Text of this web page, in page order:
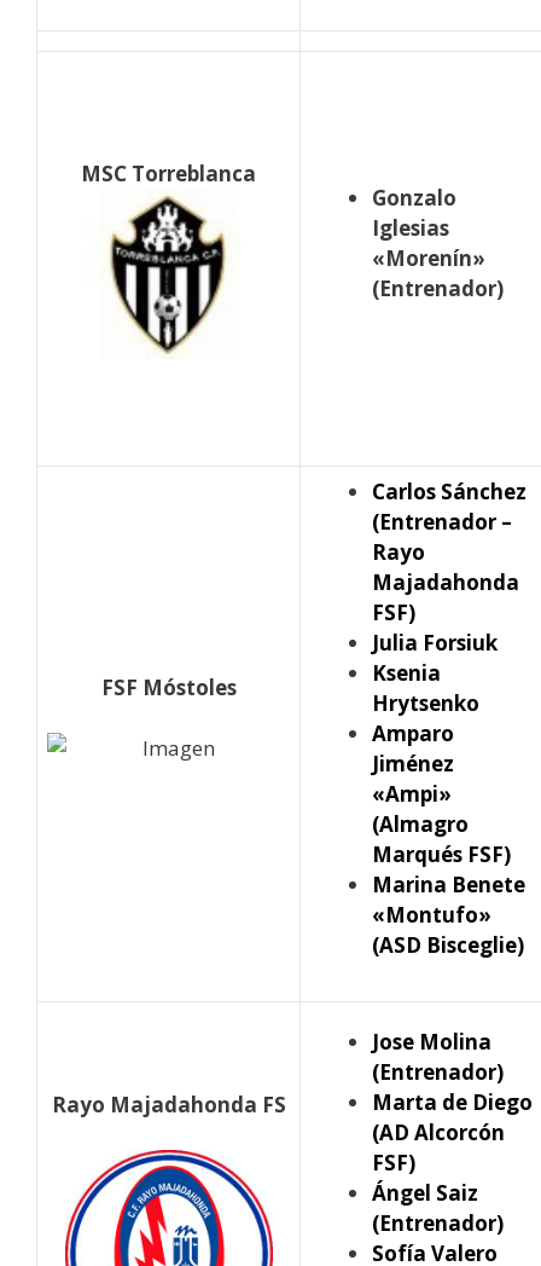
MSC Torreblanca
Gonzalo
Iglesias
«Morenín»
(Entrenador)
FSF Móstoles
Carlos Sánchez
(Entrenador –
Rayo
Majadahonda
FSF)
Julia Forsiuk
Ksenia
Hrytsenko
Amparo
Jiménez
«Ampi»
(Almagro
Marqués FSF)
Marina Benete
«Montufo»
(ASD Bisceglie)
Rayo Majadahonda FS
Jose Molina
(Entrenador)
Marta de Diego
(AD Alcorcón
FSF)
Ángel Saiz
(Entrenador)
Sofía Valero